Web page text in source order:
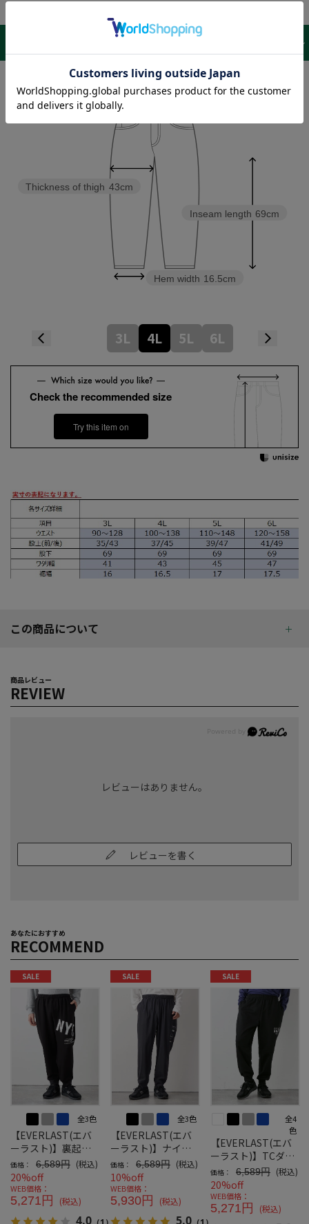
Inseam length 69cm
Hem width 16.5cm
Thickness of thigh 43cm
Waist 100〜138cm
3L 4L 5L 6L
Check the recommended size
Try this item on
この商品について
商品レビュー
REVIEW
レビューはありません。
レビューを書く
あなたにおすすめ
RECOMMEND
SALE
全3色
【EVERLAST(エバ
ーラスト)】裏起毛
ロングパンツ
価格： 6,589円 (税込)
20%off
WEB価格：
5,271円 (税込)
4.0
SALE
全3色
【EVERLAST(エバ
ーラスト)】ナイロ
ンストレッチロング
パンツ
価格： 6,589円 (税込)
10%off
WEB価格：
5,930円 (税込)
5.0
SALE
全4
色
【EVERLAST(エバ
ーラスト)】TCダン
ボールロングパンツ
価格： 6,589円 (税込)
20%off
WEB価格：
5,271円 (税込)